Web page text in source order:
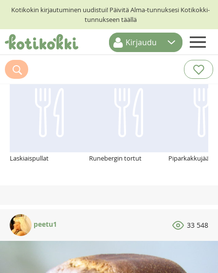
Kotikokin kirjautuminen uudistui! Päivitä Alma-tunnuksesi Kotikokki-
tunnukseen täällä
ETUSIVU
RESEPTIHAKU
Kirjaudu
Suosittelemme myös
Laskiaispullat Runebergin tortut
peetu1 33 548